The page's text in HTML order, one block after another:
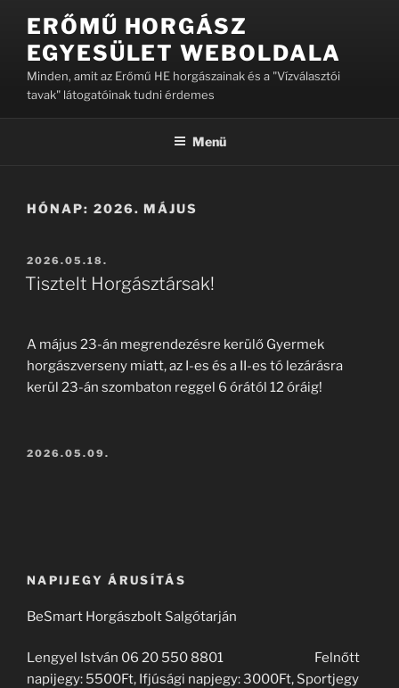
Tartalomhoz
ERŐMŰ HORGÁSZ
EGYESÜLET WEBOLDALA
Minden, amit az Erőmű HE horgászainak és a "Vízválasztói
tavak" látogatóinak tudni érdemes
Menü
HÓNAP: 2026. MÁJUS
BEKÜLDVE:
2026.05.18.
Tisztelt Horgásztársak!
A május 23-án megrendezésre kerülő Gyermek
horgászverseny miatt, az I-es és a II-es tó lezárásra
kerül 23-án szombaton reggel 6 órától 12 óráig!
BEKÜLDVE:
2026.05.09.
NAPIJEGY ÁRUSÍTÁS
BeSmart Horgászbolt Salgótarján
Lengyel István 06 20 550 8801 Felnőtt
napijegy: 5500Ft, Ifjúsági napjegy: 3000Ft, Sportjegy